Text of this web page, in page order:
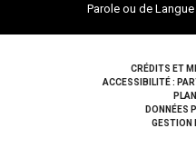
Parole ou de
Pied de pageCRÉDITS ET
ACCESSIBILITÉ :
DONNÉES
GESTION